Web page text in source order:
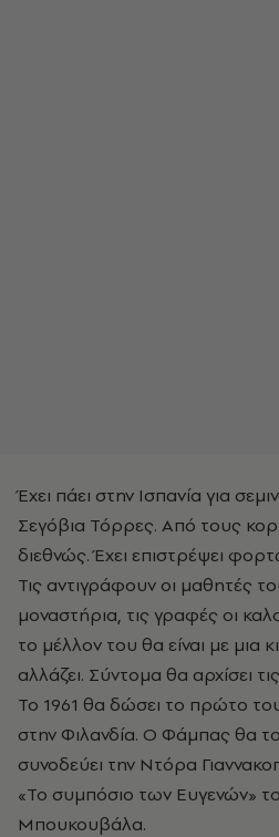
Έχει πάει στην Ισπανία για
Σεγόβια Τόρρες. Από τους
διεθνώς. Έχει επιστρέψει
Τις αντιγράφουν οι μαθητές
μοναστήρια, τις γραφές οι
το μέλλον του θα είναι με μια
αλλάζει. Σύντομα θα αρχίσει
Το 1961 θα δώσει το πρώτο
στην Φιλανδία. Ο Φάμπας θα
συνοδεύει την Ντόρα
«Το συμπόσιο των Ευγενών»
Μπουκουβάλα.